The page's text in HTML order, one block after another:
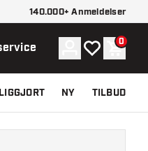
140.000+ Anmeldelser
Konto
Min 0
NY TILBUD